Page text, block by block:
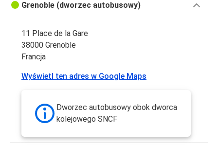
Grenoble (dworzec autobusowy)
11 Place de la Gare
38000 Grenoble
Francja
Wyświetl ten adres w Google Maps
Dworzec autobusowy obok dworca
kolejowego SNCF